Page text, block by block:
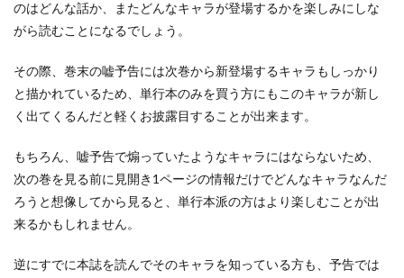
のはどんな話か、またどんなキャラが登場するかを楽しみにしな
がら読むことになるでしょう。
その際、巻末の嘘予告には次巻から新登場するキャラもしっかり
と描かれているため、単行本のみを買う方にもこのキャラが新し
く出てくるんだと軽くお披露目することが出来ます。
もちろん、嘘予告で煽っていたようなキャラにはならないため、
次の巻を見る前に見開き1ページの情報だけでどんなキャラなんだ
ろうと想像してから見ると、単行本派の方はより楽しむことが出
来るかもしれません。
逆にすでに本誌を読んでそのキャラを知っている方も、予告では